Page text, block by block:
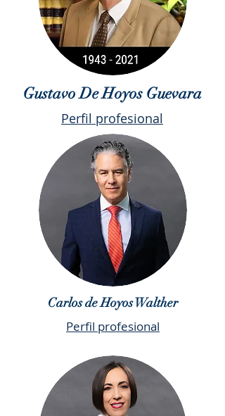
Gustavo De Hoyos Guevara
Perfil profesional
Carlos de Hoyos Walther
Perfil profesional